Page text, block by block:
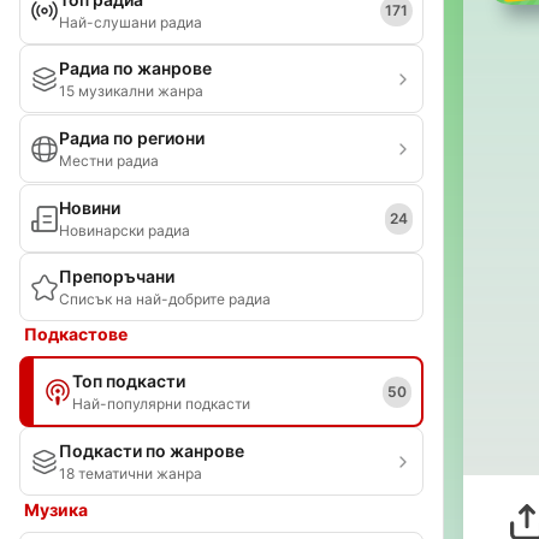
Най-слушани радиа
171
Радиа по жанрове
15 музикални жанра
Радиа по региони
Местни радиа
Новини
Новинарски радиа
24
Препоръчани
Списък на най-добрите радиа
Подкастове
Топ подкасти
Най-популярни подкасти
50
Подкасти по жанрове
18 тематични жанра
Музика